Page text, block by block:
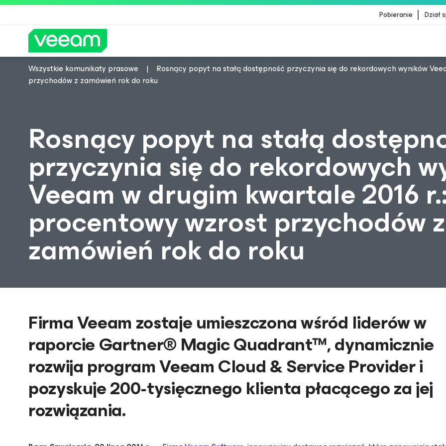
Pobieranie Dział
Wskazówki firmy Veeam dla klientów, których dotyczy aktualizacja treści
Wszystkie komunikaty prasowe
Rosnący popyt na stałą dostępność przyczynia się do rekordowych wyników
przychodów z zamówień rok do roku
Rosnący popyt na stałą
przyczynia się do rekordowych
Veeam w drugim kwartale 2016
procentowy wzrost przychodów z
zamówień rok do roku
Firma Veeam zostaje umieszczona wśród liderów w
raporcie Gartner® Magic Quadrant™, dynamicznie
rozwija program Veeam Cloud & Service Provider i
pozyskuje 200-tysięcznego klienta płacącego za jej
rozwiązania.